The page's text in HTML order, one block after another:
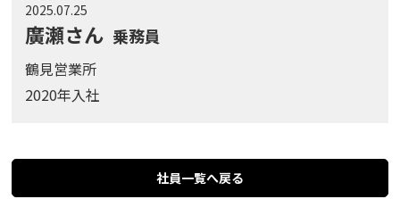
2025.07.25
廣瀬さん 乗務員
鶴見営業所
2020年入社
社員一覧へ戻る